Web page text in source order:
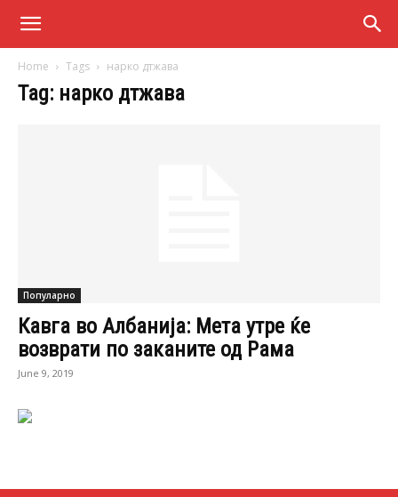
Home Tags нарко дтжава
Tag: нарко дтжава
Популарно
Кавга во Албанија: Мета утре ќе
возврати по заканите од Рама
June 9, 2019